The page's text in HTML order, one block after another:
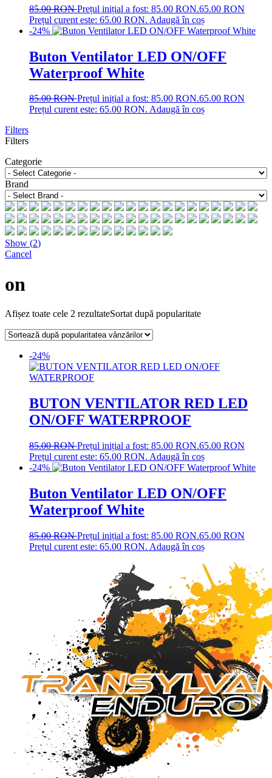
85.00RONPrețul inițial a fost: 85.00 RON.65.00 RON
Prețul curent este: 65.00 RON. Adaugă în coș
-24%
Buton Ventilator LED ON/OFF
Waterproof White
85.00RONPrețul inițial a fost: 85.00 RON.65.00 RON
Prețul curent este: 65.00 RON. Adaugă în coș
Filters
Filters
Categorie
Brand
Show (2)
Cancel
on
Afișez toate cele 2 rezultateSortat după popularitate
-24%
BUTON VENTILATOR RED LED
ON/OFF WATERPROOF
85.00RONPrețul inițial a fost: 85.00 RON.65.00 RON
Prețul curent este: 65.00 RON. Adaugă în coș
-24%
Buton Ventilator LED ON/OFF
Waterproof White
85.00RONPrețul inițial a fost: 85.00 RON.65.00 RON
Prețul curent este: 65.00 RON. Adaugă în coș